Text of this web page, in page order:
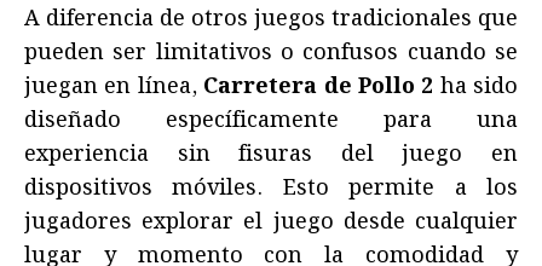
A diferencia de otros juegos tradicionales que
pueden ser limitativos o confusos cuando se
juegan en línea, Carretera de Pollo 2 ha sido
diseñado específicamente para una
experiencia sin fisuras del juego en
dispositivos móviles. Esto permite a los
jugadores explorar el juego desde cualquier
lugar y momento con la comodidad y